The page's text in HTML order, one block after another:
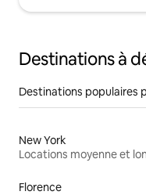
Destinations à
Destinations populaires
New York
Florence